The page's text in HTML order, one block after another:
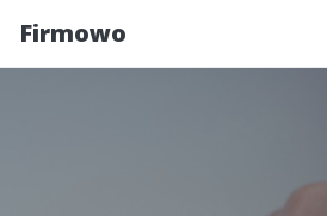
Firmowo